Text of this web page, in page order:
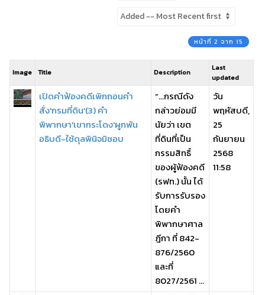
หน้าที่ 2 จาก 15
Image Title Description
Last
updated
เปิดคำฟ้องคดีเพิกถอนคำ
สั่ง'กรมที่ดิน'(3) คำ
พิพากษา'เขากระโดง'ผูกพัน
อธิบดี-ใช้ดุลพินิจมิชอบ
“…กรณีดัง
กล่าวย่อมมี
นัยว่า เขต
ที่ดินที่เป็น
กรรมสิทธิ์
ของผู้ฟ้องคดี
(รฟท.) นั้น ได้
รับการรับรอง
โดยคำ
พิพากษาศาล
ฎีกา ที่ 842-
876/2560
และที่
8027/2561 ...
วัน
พฤหัสบดี,
25
กันยายน
2568
11:58